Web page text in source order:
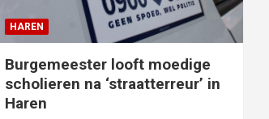
HAREN
Burgemeester looft moedige
scholieren na ‘straatterreur’ in
Haren